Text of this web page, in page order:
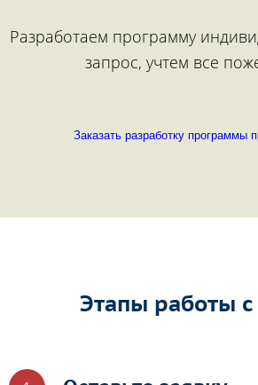
Разработаем программу
запрос, учтем все
Заказать разработку программы
Этапы работы